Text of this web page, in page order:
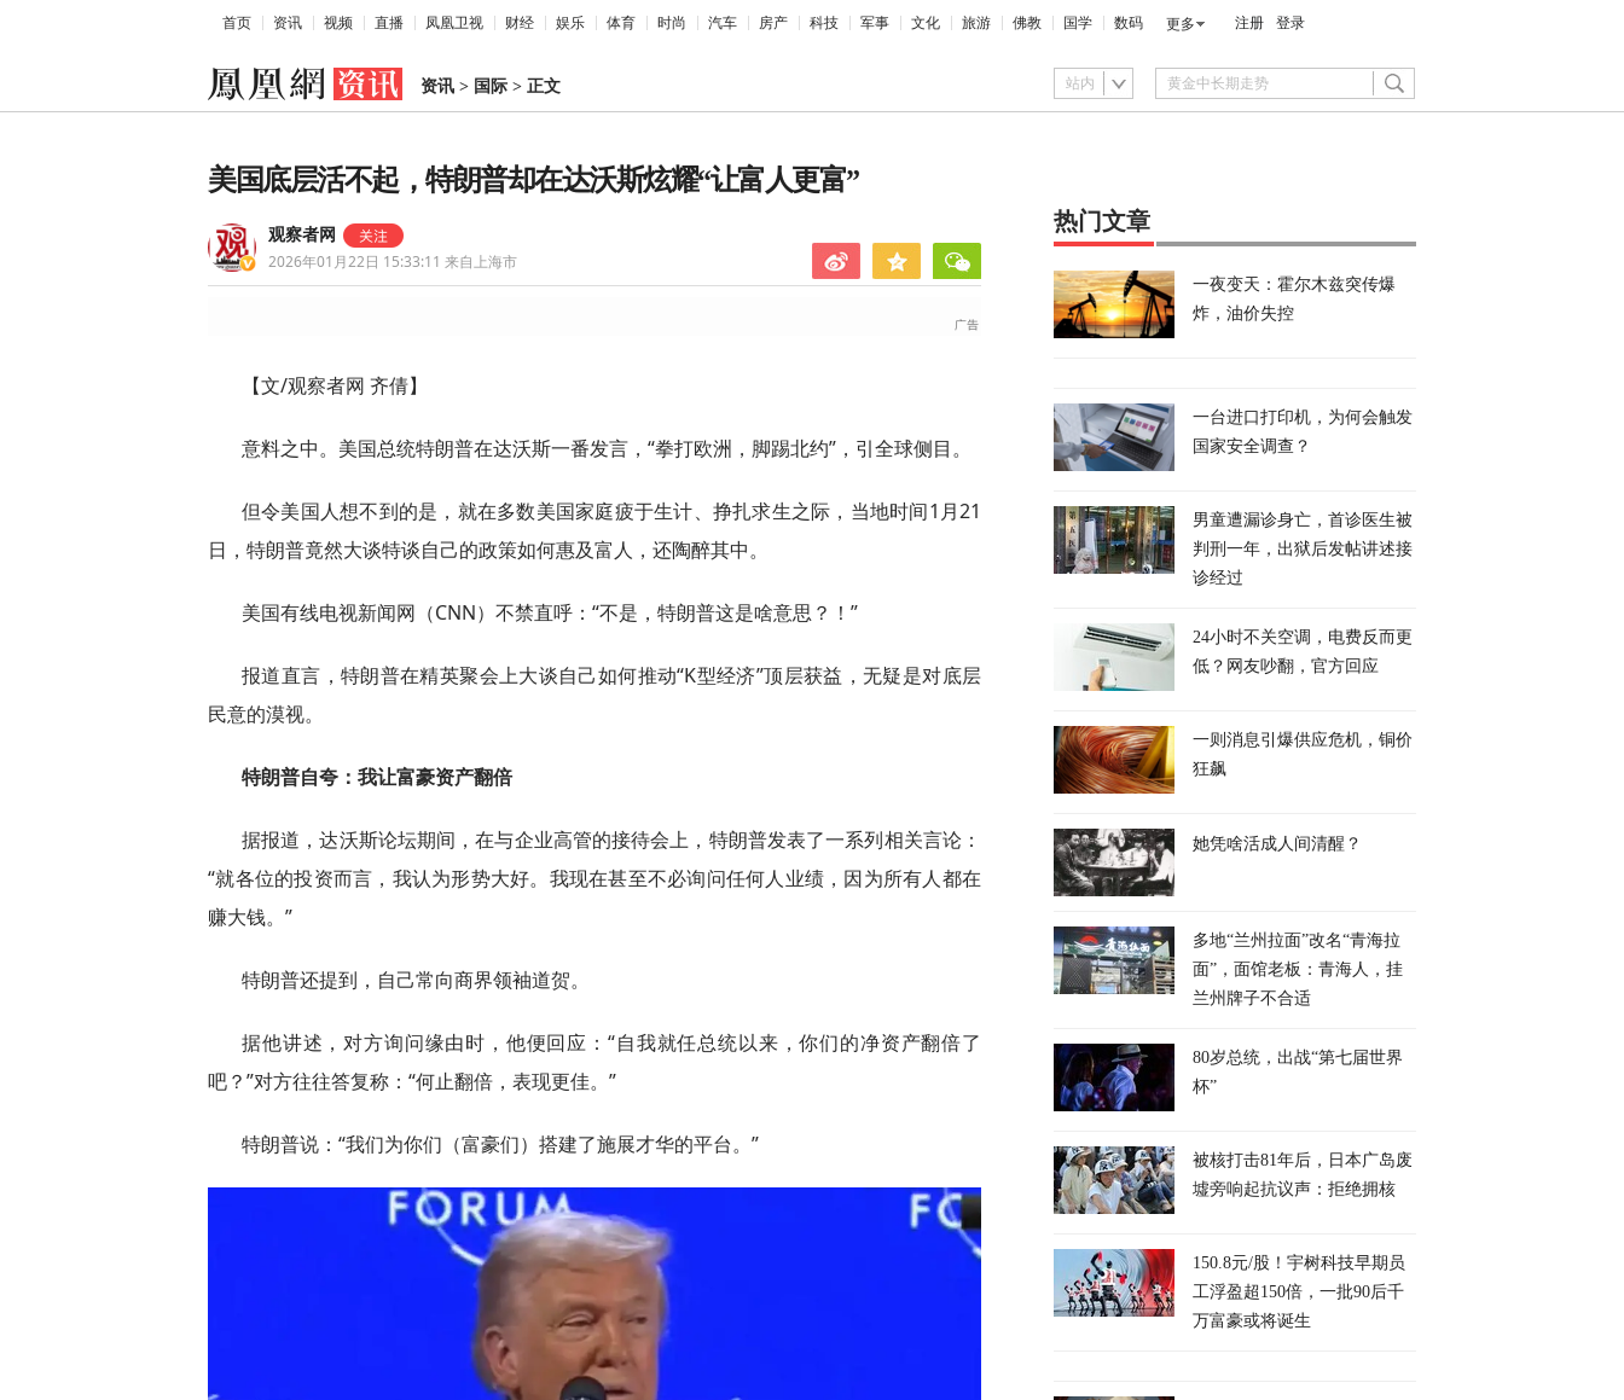
首页 资讯 视频 直播 凤凰卫视 财经 娱乐 体育 时尚 汽车 房产 科技 军事 文化 旅游 佛教 国学 数码 更多 注册 登录
资讯 > 国际 > 正文 站内
美国底层活不起，特朗普却在达沃斯炫耀“让富人更富”
观察者网
2026年01月22日 15:33:11 来自上海市
【文/观察者网 齐倩】
意料之中。美国总统特朗普在达沃斯一番发言，“拳打欧洲，脚踢北约”，引全球侧目。
但令美国人想不到的是，就在多数美国家庭疲于生计、挣扎求生之际，当地时间1月21
日，特朗普竟然大谈特谈自己的政策如何惠及富人，还陶醉其中。
美国有线电视新闻网（CNN）不禁直呼：“不是，特朗普这是啥意思？！”
报道直言，特朗普在精英聚会上大谈自己如何推动“K型经济”顶层获益，无疑是对底层
民意的漠视。
特朗普自夸：我让富豪资产翻倍
据报道，达沃斯论坛期间，在与企业高管的接待会上，特朗普发表了一系列相关言论：
“就各位的投资而言，我认为形势大好。我现在甚至不必询问任何人业绩，因为所有人都在
赚大钱。”
特朗普还提到，自己常向商界领袖道贺。
据他讲述，对方询问缘由时，他便回应：“自我就任总统以来，你们的净资产翻倍了
吧？”对方往往答复称：“何止翻倍，表现更佳。”
特朗普说：“我们为你们（富豪们）搭建了施展才华的平台。”
热门文章
一夜变天：霍尔木兹突传爆
炸，油价失控
一台进口打印机，为何会触发
国家安全调查？
男童遭漏诊身亡，首诊医生被
判刑一年，出狱后发帖讲述接
诊经过
24小时不关空调，电费反而更
低？网友吵翻，官方回应
一则消息引爆供应危机，铜价
狂飙
她凭啥活成人间清醒？
多地“兰州拉面”改名“青海拉
面”，面馆老板：青海人，挂
兰州牌子不合适
80岁总统，出战“第七届世界
杯”
被核打击81年后，日本广岛废
墟旁响起抗议声：拒绝拥核
150.8元/股！宇树科技早期员
工浮盈超150倍，一批90后千
万富豪或将诞生